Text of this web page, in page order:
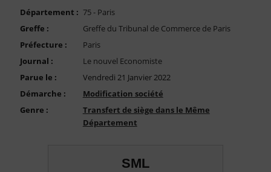
Compte PRO
Département : 75 - Paris
Greffe :
Greffe du Tribunal de Commerce de Paris
Préfecture :
Paris
Journal :
Le nouvel Economiste
Parue le :
Vendredi 21 Janvier 2022
Démarche :
Modification société
Genre :
Transfert de siège dans le Même
Département
SML